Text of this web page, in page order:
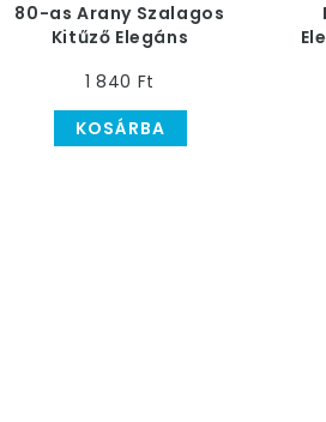
80-as Arany Szalagos
Kitűző Elegáns
1 840 Ft
KOSÁRBA